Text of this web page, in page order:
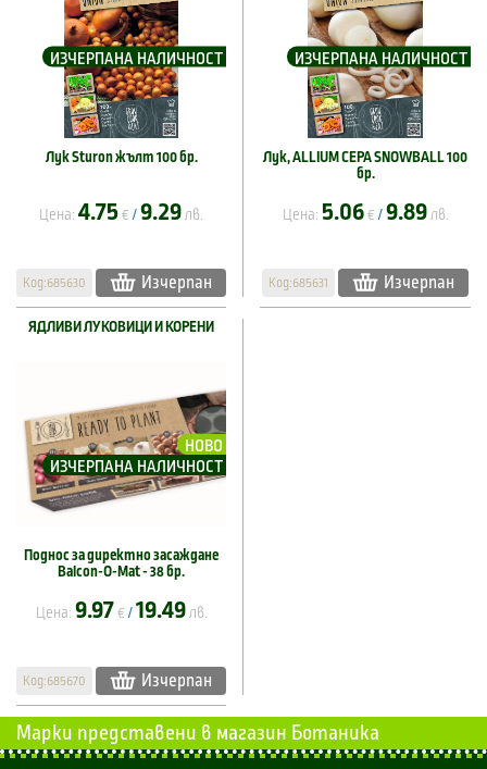
ИЗЧЕРПАНА НАЛИЧНОСТ
Лук Sturon жълт 100 бр.
Цена: 4.75 € / 9.29 лв.
Код:685630 Изчерпан
ИЗЧЕРПАНА НАЛИЧНОСТ
Лук, ALLIUM CEPA SNOWBALL 100
бр.
Цена: 5.06 € / 9.89 лв.
Код:685631 Изчерпан
НОВО
ИЗЧЕРПАНА НАЛИЧНОСТ
ЯДЛИВИ ЛУКОВИЦИ И КОРЕНИ
Поднос за директно засаждане
Balcon-O-Mat - 38 бр.
Цена: 9.97 € / 19.49 лв.
Код:685670 Изчерпан
Марки представени в магазин Ботаника